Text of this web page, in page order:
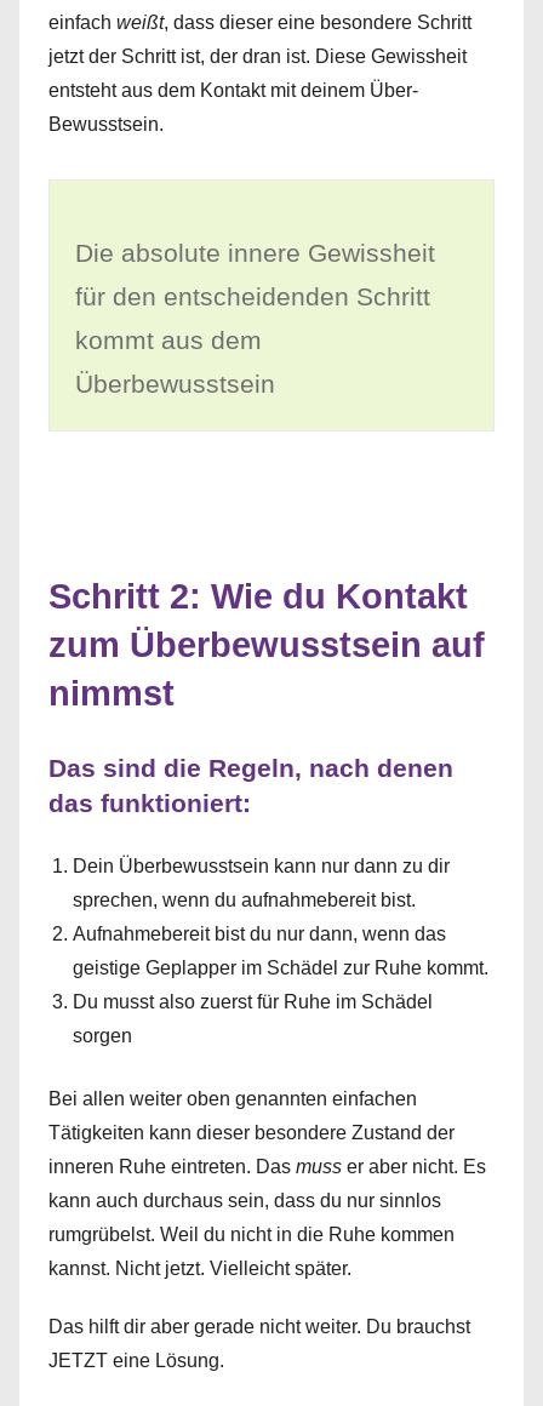
einfach weißt, dass dieser eine besondere Schritt
jetzt der Schritt ist, der dran ist. Diese Gewissheit
entsteht aus dem Kontakt mit deinem Über-
Bewusstsein.
Die absolute innere Gewissheit
für den entscheidenden Schritt
kommt aus dem
Überbewusstsein
Schritt 2: Wie du Kontakt
zum Überbewusstsein auf
nimmst
Das sind die Regeln, nach denen
das funktioniert:
Dein Überbewusstsein kann nur dann zu dir
sprechen, wenn du aufnahmebereit bist.
Aufnahmebereit bist du nur dann, wenn das
geistige Geplapper im Schädel zur Ruhe kommt.
Du musst also zuerst für Ruhe im Schädel
sorgen
Bei allen weiter oben genannten einfachen
Tätigkeiten kann dieser besondere Zustand der
inneren Ruhe eintreten. Das muss er aber nicht. Es
kann auch durchaus sein, dass du nur sinnlos
rumgrübelst. Weil du nicht in die Ruhe kommen
kannst. Nicht jetzt. Vielleicht später.
Das hilft dir aber gerade nicht weiter. Du brauchst
JETZT eine Lösung.